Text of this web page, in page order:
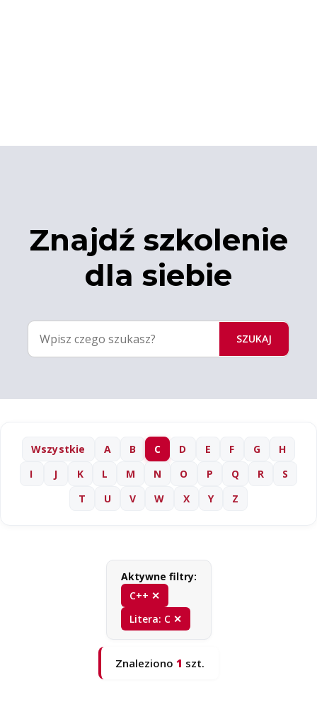
Znajdź szkolenie
dla siebie
SZUKAJ
Wszystkie A B C D E F G
H
I
J K L M N O P Q R
S
T
U V W X Y Z
Aktywne filtry:
C++ ✕
Litera: C ✕
Znaleziono 1 szt.